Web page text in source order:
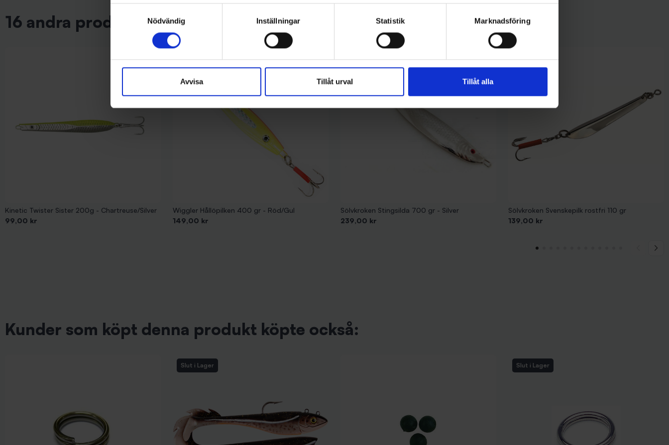
Nödvändig
Inställningar Statistik Marknadsföring
Avvisa Tillåt urval Tillåt alla
16 andra produkter i samma kategori:
Kinetic Twister Sister 200g - Chartreuse/Silver
Pris
99,00 kr
Wiggler Hållöpilken 400 gr - Röd/Gul
Pris
149,00 kr
Sölvkroken Stingsilda 700 gr - Silver
Pris
239,00 kr
Sölvkroken Svenskepilk rostfri 110 gr
Pris
139,00 kr
Kunder som köpt denna produkt köpte också:
Slut i Lager Slut i Lager